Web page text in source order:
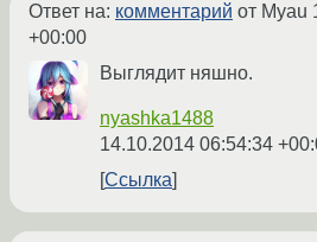
Ответ на: комментарий от Myau
+00:00
Выглядит няшно.
nyashka1488
14.10.2014 06:54:34
Ссылка